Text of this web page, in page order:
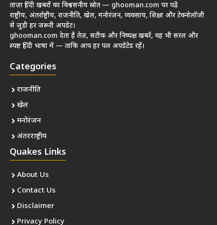
ताज़ा हिंदी खबरों का विश्वसनीय स्रोत — ghooman.com पर पढ़ें
राष्ट्रीय, अंतर्राष्ट्रीय, राजनीति, खेल, मनोरंजन, व्यवसाय, शिक्षा और टेक्नोलॉजी
से जुड़ी हर जरूरी अपडेट।
ghooman.com देता है तेज़, सटीक और निष्पक्ष खबरें, वह भी सरल और
स्पष्ट हिंदी भाषा में — ताकि आप हर पल अपडेटेड रहें।
Categories
राजनीति
खेल
मनोरंजन
अंतरराष्ट्रीय
Quakes Links
About Us
Contact Us
Disclaimer
Privacy Policy